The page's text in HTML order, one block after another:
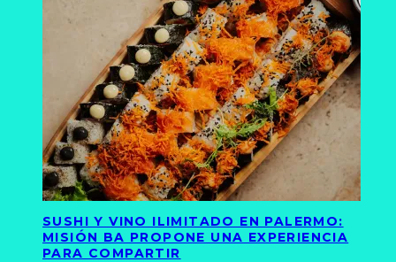
SUSHI Y VINO ILIMITADO EN PALERMO:
MISIÓN BA PROPONE UNA EXPERIENCIA
PARA COMPARTIR